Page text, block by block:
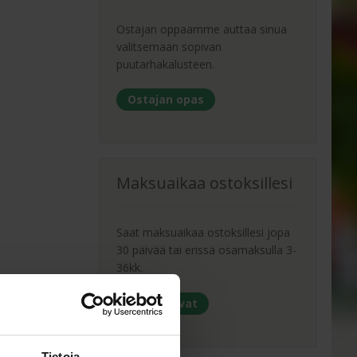
Ostajan oppaamme auttaa sinua
valitsemaan sopivan
puutarhakalusteen.
Ostajan opas
Maksuaikaa ostoksillesi
Saat maksuaikaa ostoksillesi jopa
30 päivää tai erissä osamaksulla 3-
36kk.
Maksutavat